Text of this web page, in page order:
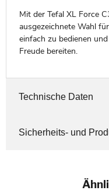
Mit der Tefal XL Force
ausgezeichnete Wahl
einfach zu bedienen
Freude bereiten.
Technische Daten
Sicherheits- und